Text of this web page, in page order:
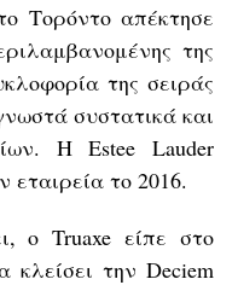
Τορόντο απέκτησε
της
της σειράς
συστατικά και
Η Estee Lauder
το 2016.
ο Truaxe είπε στο
κλείσει την Deciem